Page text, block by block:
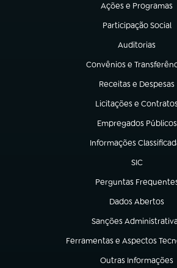
Ações e Programas
(abre em nova aba)
Participação Social
(abre em nova aba)
Auditorias
(abre em nova
Convênios e
(abre em nova aba)
Receitas e Despesas
(abre em nova aba)
Licitações e
(abre em nova aba)
Empregados Públicos
(abre em nova aba)
Informações
(abre em nova aba)
SIC
(abre em
Perguntas
(abre em nova aba)
Dados Abertos
(abre em nova aba)
Sanções
(abre em nova aba)
Ferramentas e Aspectos
(abre em nova aba)
Outras Informações
(abre em nova aba)